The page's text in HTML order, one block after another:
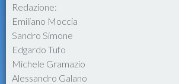
Redazione:
Emiliano Moccia
Sandro Simone
Edgardo Tufo
Michele Gramazio
Alessandro Galano